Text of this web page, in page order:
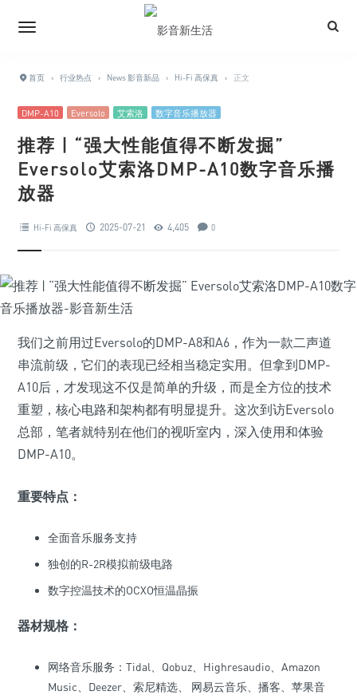
首页 › 行业热点 › News 影音新品 › Hi-Fi 高保真 › 正文
DMP-A10 Eversolo 艾索洛 数字音乐播放器
推荐 | “强大性能值得不断发掘”
Eversolo艾索洛DMP-A10数字音乐播
放器
Hi-Fi 高保真 2025-07-21 4,405 0
我们之前用过Eversolo的DMP-A8和A6，作为一款二声道
串流前级，它们的表现已经相当稳定实用。但拿到DMP-
A10后，才发现这不仅是简单的升级，而是全方位的技术
重塑，核心电路和架构都有明显提升。这次到访Eversolo
总部，笔者就特别在他们的视听室内，深入使用和体验
DMP-A10。
重要特点：
全面音乐服务支持
独创的R-2R模拟前级电路
数字控温技术的OCXO恒温晶振
器材规格：
网络音乐服务：Tidal、Qobuz、Highresaudio、Amazon
Music、Deezer、索尼精选、 网易云音乐、播客、苹果音